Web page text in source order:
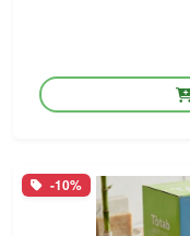
-10%